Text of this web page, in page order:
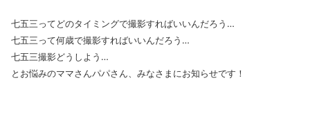
七五三ってどのタイミングで撮影すればいいんだろう…
七五三って何歳で撮影すればいいんだろう…
七五三撮影どうしよう…
とお悩みのママさんパパさん、みなさまにお知らせです！